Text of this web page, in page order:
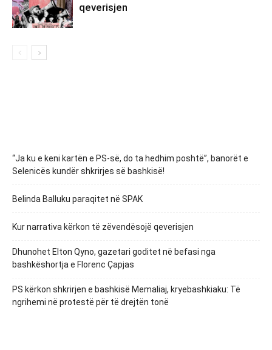
qeverisjen
“Ja ku e keni kartën e PS-së, do ta hedhim poshtë”, banorët e
Selenicës kundër shkrirjes së bashkisë!
Belinda Balluku paraqitet në SPAK
Kur narrativa kërkon të zëvendësojë qeverisjen
Dhunohet Elton Qyno, gazetari goditet në befasi nga
bashkëshortja e Florenc Çapjas
PS kërkon shkrirjen e bashkisë Memaliaj, kryebashkiaku: Të
ngrihemi në protestë për të drejtën tonë